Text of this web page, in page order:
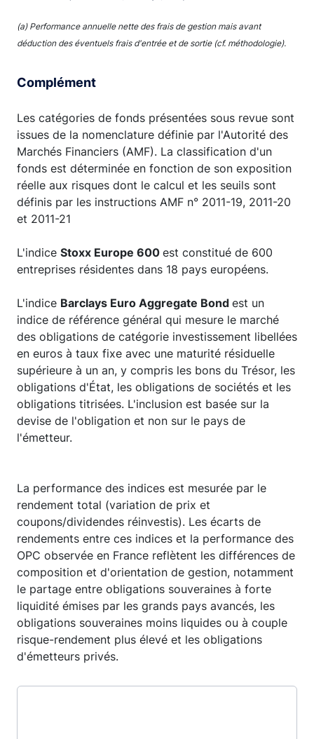
(a) Performance annuelle nette des frais de gestion mais avant
déduction des éventuels frais d'entrée et de sortie (cf. méthodologie).
Complément
Les catégories de fonds présentées sous revue sont
issues de la nomenclature définie par l'Autorité des
Marchés Financiers (AMF). La classification d'un
fonds est déterminée en fonction de son exposition
réelle aux risques dont le calcul et les seuils sont
définis par les instructions AMF n° 2011-19, 2011-20
et 2011-21
L'indice Stoxx Europe 600 est constitué de 600
entreprises résidentes dans 18 pays européens.
L'indice Barclays Euro Aggregate Bond est un
indice de référence général qui mesure le marché
des obligations de catégorie investissement libellées
en euros à taux fixe avec une maturité résiduelle
supérieure à un an, y compris les bons du Trésor, les
obligations d'État, les obligations de sociétés et les
obligations titrisées. L'inclusion est basée sur la
devise de l'obligation et non sur le pays de
l'émetteur.
La performance des indices est mesurée par le
rendement total (variation de prix et
coupons/dividendes réinvestis). Les écarts de
rendements entre ces indices et la performance des
OPC observée en France reflètent les différences de
composition et d'orientation de gestion, notamment
le partage entre obligations souveraines à forte
liquidité émises par les grands pays avancés, les
obligations souveraines moins liquides ou à couple
risque-rendement plus élevé et les obligations
d'émetteurs privés.